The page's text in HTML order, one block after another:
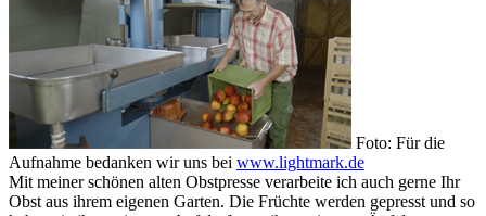
Foto: Für die
Aufnahme bedanken wir uns bei www.lightmark.de
Mit meiner schönen alten Obstpresse verarbeite ich auch gerne Ihr
Obst aus ihrem eigenen Garten. Die Früchte werden gepresst und so